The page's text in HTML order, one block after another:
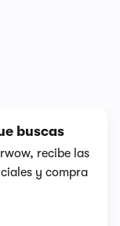
buscas
recibe las
y compra